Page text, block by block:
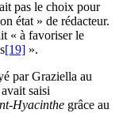
pas le choix pour
état » de rédacteur.
« à favoriser le
[19] ».
par Graziella au
saisi
Hyacinthe grâce au